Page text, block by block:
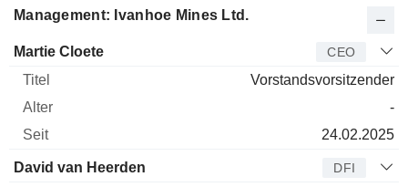
Management: Ivanhoe Mines Ltd.
Manager Titel
Martie Cloete CEO
Vorstandsvorsitzender
-
24.02.2025
David van Heerden DFI